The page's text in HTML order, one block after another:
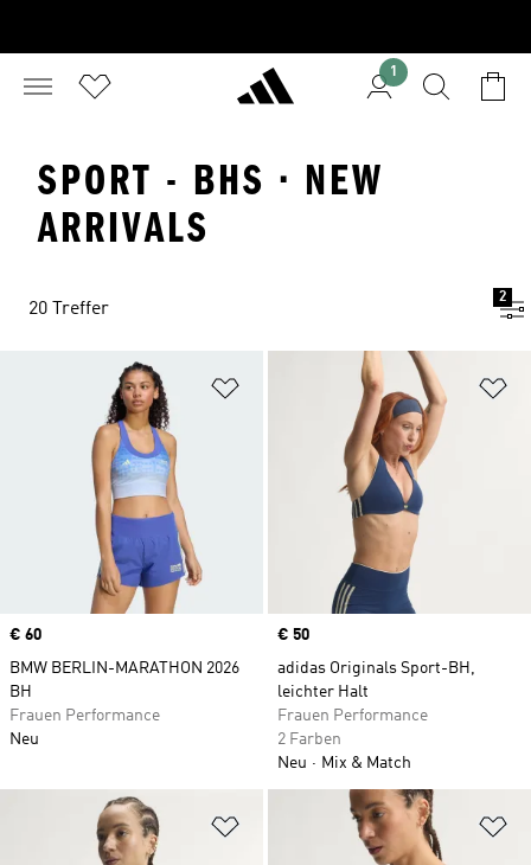
1
SPORT - BHS · NEW
ARRIVALS
20 Treffer
2
Zur Wunschliste hinzufügen
Price
€ 60
BMW BERLIN-MARATHON 2026
BH
Frauen Performance
Neu
Price
€ 50
adidas Originals Sport-BH,
leichter Halt
Frauen Performance
2 Farben
Neu
Mix & Match
Zur Wunschliste hinzufügen